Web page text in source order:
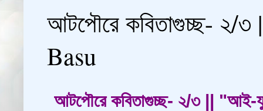
আটপৌরে কবিতাগুচ্ছ- ২/
Basu
আটপৌরে কবিতাগুচ্ছ- ২/৩ || "আই-